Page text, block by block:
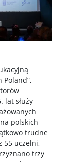
Poland”,
lat służy
polskich
trudne
55 uczelni,
trzy